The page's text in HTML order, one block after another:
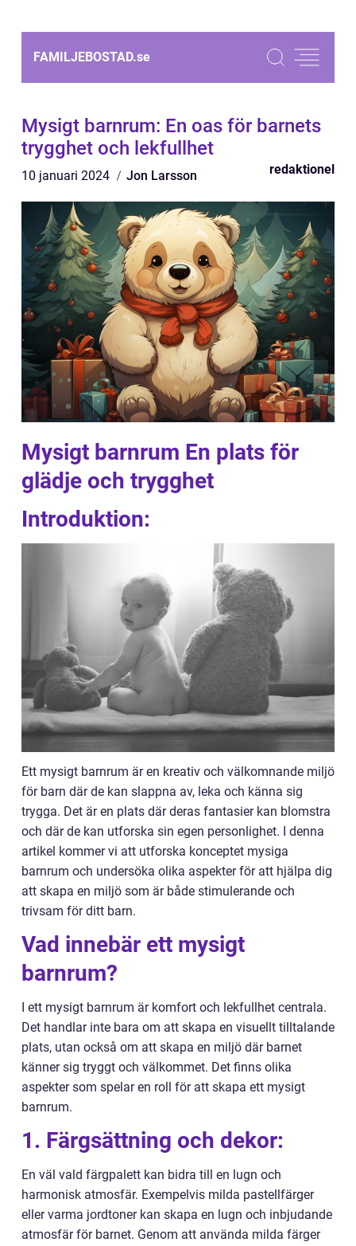
FAMILJEBOSTAD.se
Mysigt barnrum: En oas för barnets
trygghet och lekfullhet
10 januari 2024 Jon Larsson redaktionel
Mysigt barnrum En plats för
glädje och trygghet
Introduktion:
Ett mysigt barnrum är en kreativ och välkomnande miljö
för barn där de kan slappna av, leka och känna sig
trygga. Det är en plats där deras fantasier kan blomstra
och där de kan utforska sin egen personlighet. I denna
artikel kommer vi att utforska konceptet mysiga
barnrum och undersöka olika aspekter för att hjälpa dig
att skapa en miljö som är både stimulerande och
trivsam för ditt barn.
Vad innebär ett mysigt
barnrum?
I ett mysigt barnrum är komfort och lekfullhet centrala.
Det handlar inte bara om att skapa en visuellt tilltalande
plats, utan också om att skapa en miljö där barnet
känner sig tryggt och välkommet. Det finns olika
aspekter som spelar en roll för att skapa ett mysigt
barnrum.
1. Färgsättning och dekor:
En väl vald färgpalett kan bidra till en lugn och
harmonisk atmosfär. Exempelvis milda pastellfärger
eller varma jordtoner kan skapa en lugn och inbjudande
atmosfär för barnet. Genom att använda milda färger